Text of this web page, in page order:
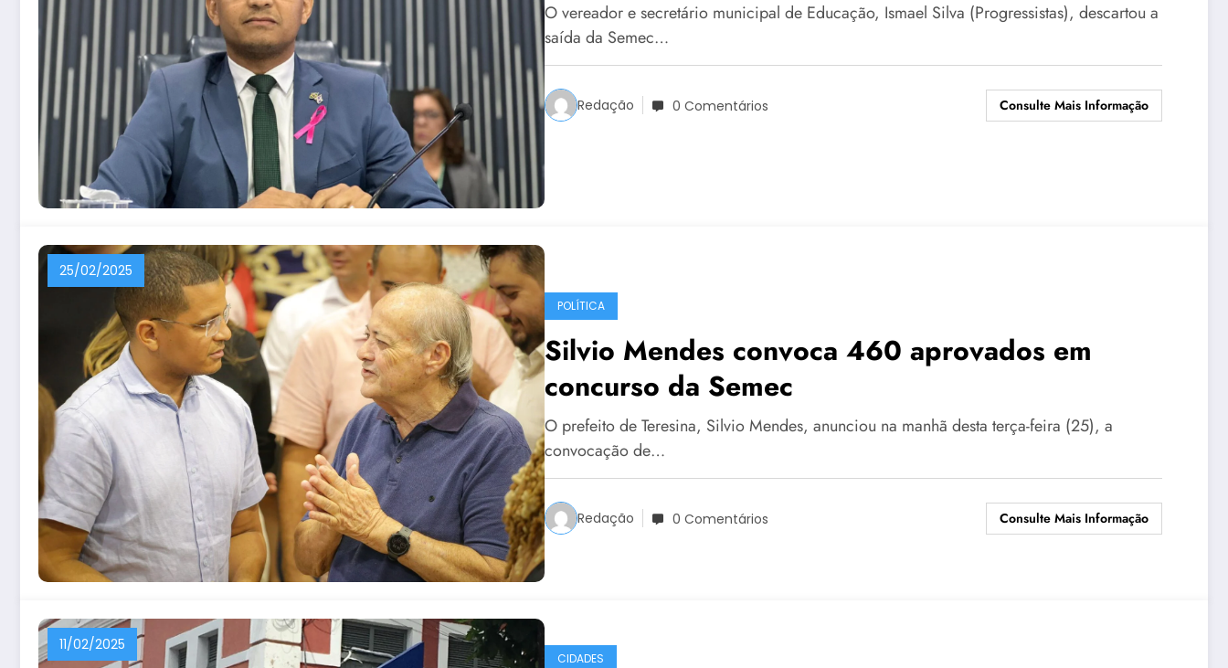
O vereador e secretário municipal de Educação, Ismael Silva (Progressistas), descartou a
saída da Semec…
Redação 0 Comentários Consulte Mais Informação
25/02/2025
POLÍTICA
Silvio Mendes convoca 460 aprovados em
concurso da Semec
O prefeito de Teresina, Silvio Mendes, anunciou na manhã desta terça-feira (25), a
convocação de…
Redação 0 Comentários Consulte Mais Informação
11/02/2025
CIDADES